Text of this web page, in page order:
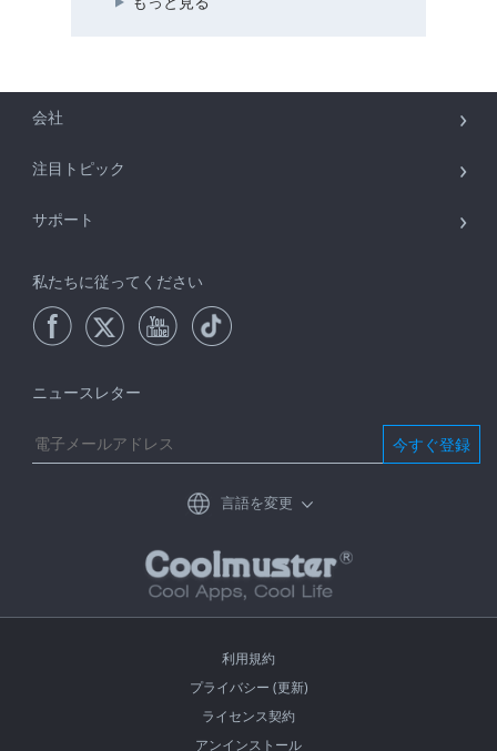
会社
注目トピック
サポート
私たちに従ってください
ニュースレター
今すぐ登録
言語を変更
利用規約
プライバシー (更新)
ライセンス契約
アンインストール